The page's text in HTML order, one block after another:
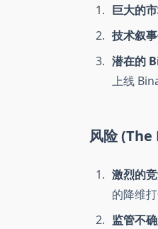
巨大的
技术叙
潜在的
上线
风险 (The
激烈的竞
的降维打
监管不